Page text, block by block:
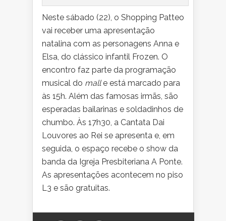
Neste sábado (22), o Shopping Patteo
vai receber uma apresentação
natalina com as personagens Anna e
Elsa, do clássico infantil Frozen. O
encontro faz parte da programação
musical do malle está marcado para
às 15h. Além das famosas irmãs, são
esperadas bailarinas e soldadinhos de
chumbo. Às 17h30, a Cantata Dai
Louvores ao Rei se apresenta e, em
seguida, o espaço recebe o show da
banda da Igreja Presbiteriana A Ponte.
As apresentações acontecem no piso
L3 e são gratuitas.